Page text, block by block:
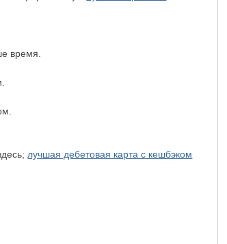
время.
лучшая дебетовая карта с кешбэком